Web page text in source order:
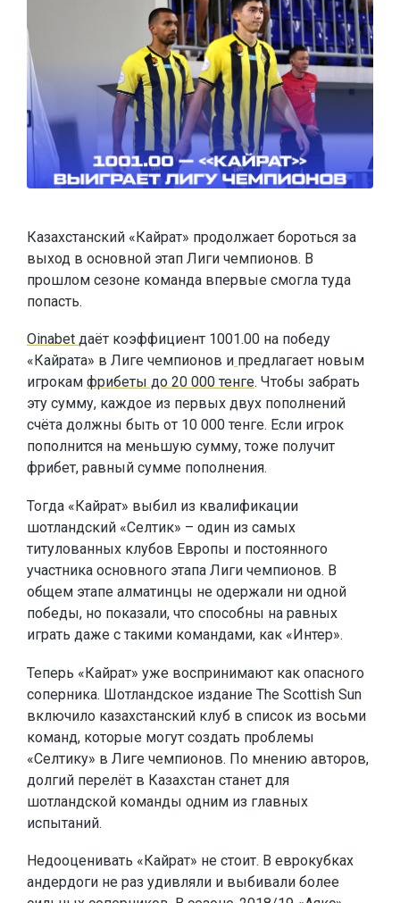
Казахстанский «Кайрат» продолжает бороться за
выход в основной этап Лиги чемпионов. В
прошлом сезоне команда впервые смогла туда
попасть.
Oinabet даёт коэффициент 1001.00 на победу
«Кайрата» в Лиге чемпионов и предлагает новым
игрокам фрибеты до 20 000 тенге. Чтобы забрать
эту сумму, каждое из первых двух пополнений
счёта должны быть от 10 000 тенге. Если игрок
пополнится на меньшую сумму, тоже получит
фрибет, равный сумме пополнения.
Тогда «Кайрат» выбил из квалификации
шотландский «Селтик» – один из самых
титулованных клубов Европы и постоянного
участника основного этапа Лиги чемпионов. В
общем этапе алматинцы не одержали ни одной
победы, но показали, что способны на равных
играть даже с такими командами, как «Интер».
Теперь «Кайрат» уже воспринимают как опасного
соперника. Шотландское издание The Scottish Sun
включило казахстанский клуб в список из восьми
команд, которые могут создать проблемы
«Селтику» в Лиге чемпионов. По мнению авторов,
долгий перелёт в Казахстан станет для
шотландской команды одним из главных
испытаний.
Недооценивать «Кайрат» не стоит. В еврокубках
андердоги не раз удивляли и выбивали более